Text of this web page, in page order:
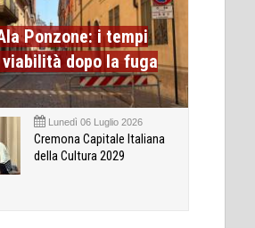
Ponzone: i tempi
dopo la fuga
Lunedì 06 Luglio 2026
Cremona Capitale Italiana
della Cultura 2029